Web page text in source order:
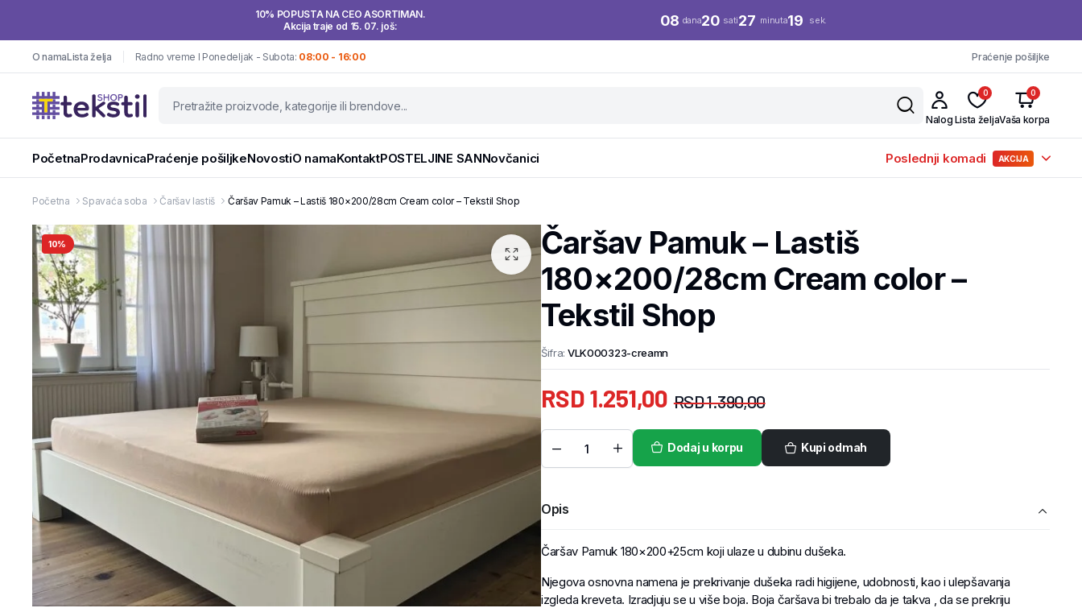
10% POPUSTA NA CEO ASORTIMAN.
Akcija traje od 15. 07. još:
08 dana20 sati27 minuta18 sek.
O namaLista želja Radno vreme I Ponedeljak - Subota: 08:00 - 16:00 Praćenje pošiljke
Nalog
0
Lista želja
0
Vaša korpa
PočetnaProdavnicaPraćenje pošiljkeNovostiO namaKontaktPOSTELJINE SANNovčanici Poslednji komadi AKCIJA
Početna Spavaća soba Čaršav lastiš Čaršav Pamuk – Lastiš 180×200/28cm Cream color – Tekstil Shop
10%
Čaršav Pamuk – Lastiš
180×200/28cm Cream color –
Tekstil Shop
Šifra: VLK000323-creamn
RSD1.390,00
RSD1.251,00
Dodaj u korpu Kupi odmah
Opis
Čaršav Pamuk 180×200+25cm koji ulaze u dubinu dušeka.
Njegova osnovna namena je prekrivanje dušeka radi higijene, udobnosti, kao i ulepšavanja
izgleda kreveta. Izradjuju se u više boja. Boja čaršava bi trebalo da je takva , da se prekriju